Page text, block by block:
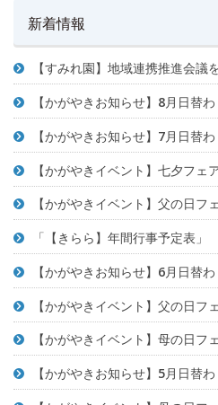
新着情報
【すみれ園】地域連携推進会議
【かがやきお知らせ】8月日替
【かがやきお知らせ】7月日替
【かがやきイベント】七夕フェ
【かがやきイベント】父の日フ
「【きらら】年間行事予定表」
【かがやきお知らせ】6月日替
【かがやきイベント】父の日フ
【かがやきイベント】母の日フ
【かがやきお知らせ】5月日替